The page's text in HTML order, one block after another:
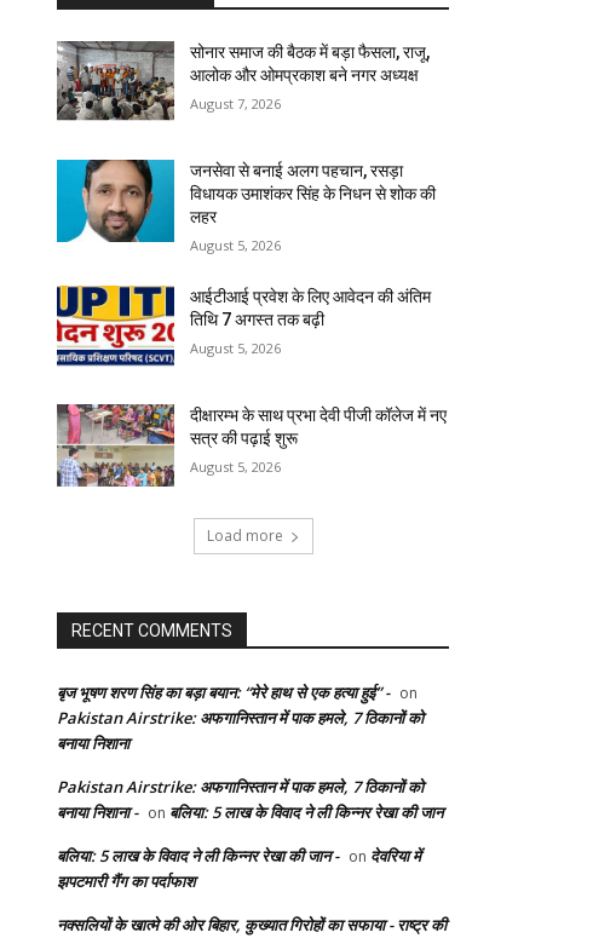
सोनार समाज की बैठक में बड़ा फैसला, राजू,
आलोक और ओमप्रकाश बने नगर अध्यक्ष
August 7, 2026
जनसेवा से बनाई अलग पहचान, रसड़ा
विधायक उमाशंकर सिंह के निधन से शोक की
लहर
August 5, 2026
आईटीआई प्रवेश के लिए आवेदन की अंतिम
तिथि 7 अगस्त तक बढ़ी
August 5, 2026
दीक्षारम्भ के साथ प्रभा देवी पीजी कॉलेज में नए
सत्र की पढ़ाई शुरू
August 5, 2026
Load more
RECENT COMMENTS
बृज भूषण शरण सिंह का बड़ा बयान: “मेरे हाथ से एक हत्या हुई” - on
Pakistan Airstrike: अफगानिस्तान में पाक हमले, 7 ठिकानों को
बनाया निशाना
Pakistan Airstrike: अफगानिस्तान में पाक हमले, 7 ठिकानों को
बनाया निशाना - on बलिया: 5 लाख के विवाद ने ली किन्नर रेखा की जान
बलिया: 5 लाख के विवाद ने ली किन्नर रेखा की जान - on देवरिया में
झपटमारी गैंग का पर्दाफाश
नक्सलियों के खात्मे की ओर बिहार, कुख्यात गिरोहों का सफाया - राष्ट्र की